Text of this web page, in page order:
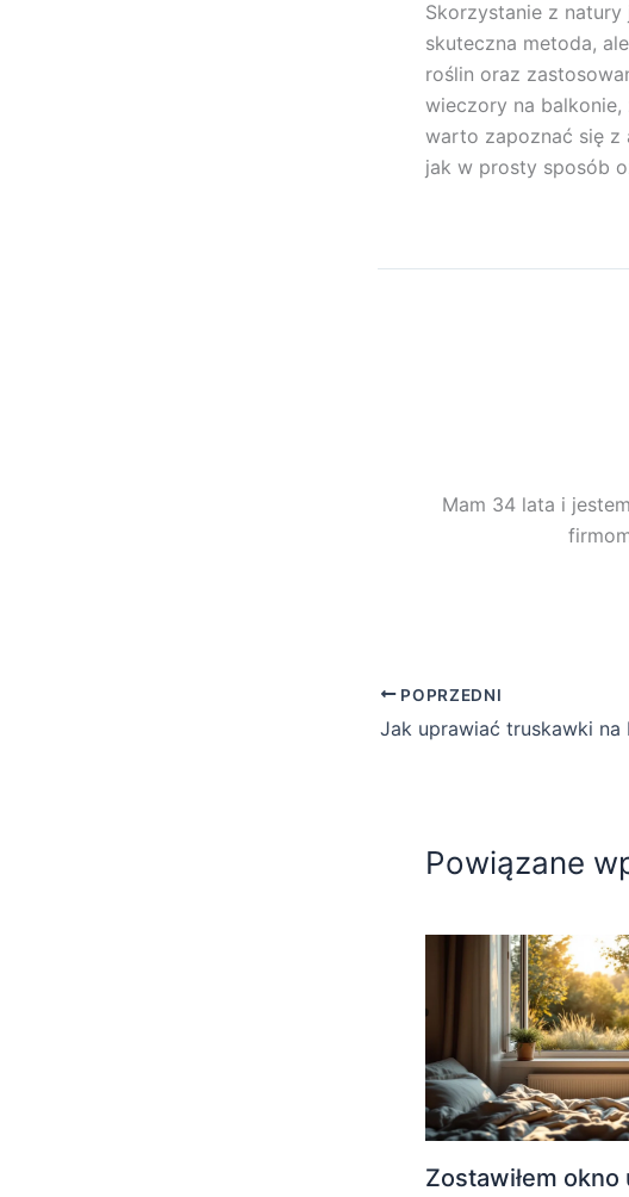
Skorzystanie z
skuteczna metoda,
roślin oraz
wieczory na
warto zapoznać się z
jak w prosty sposób
Mam 34 lata i
POPRZEDNI
Powiązane
Zostawiłem okno